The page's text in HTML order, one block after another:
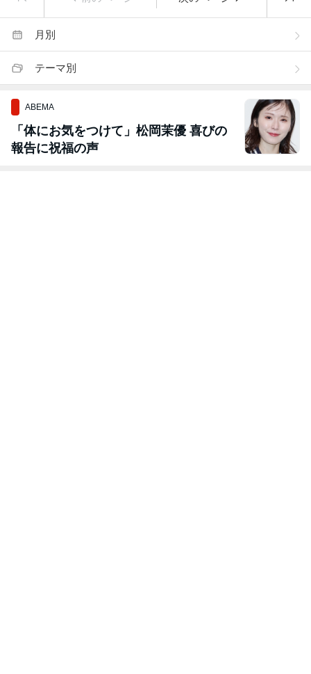
月別
テーマ別
ABEMA
「体にお気をつけて」松岡茉優 喜びの
報告に祝福の声